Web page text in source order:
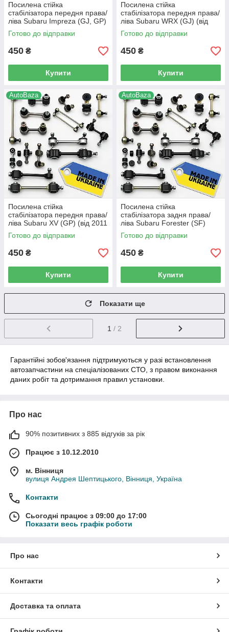
Посилена стійка
стабілізатора передня права/
ліва Subaru Impreza (GJ, GP)
(від 2011 р.в) - 20470FE000,
(66)
Готово до відправки
450 ₴
Купити
Посилена стійка
стабілізатора передня права/
ліва Subaru WRX (GJ) (від
2011 р.в) - 20470FE000, (66)
Готово до відправки
450 ₴
Купити
AutoBaza
Посилена стійка
стабілізатора передня права/
ліва Subaru XV (GP) (від 2011
р.в) - 20470FE000, (66)
Готово до відправки
450 ₴
Купити
AutoBaza
Посилена стійка
стабілізатора задня права/
ліва Subaru Forester (SF)
(1997-2002 р.в) -
20470SA010, (58)
Готово до відправки
450 ₴
Купити
Показати ще
1 / 2
Гарантійні зобов'язання підтримуються у разі встановлення
автозапчастини на спеціалізованих СТО, з правом виконання
даних робіт та дотримання правил установки.
Про нас
90% позитивних з 885 відгуків за рік
Працює з 10.12.2010
м. Вінниця
вулиця Андрея Шептицького, Вінниця, Україна
Контакти
Сьогодні працює з 09:00 до 17:00
Показати весь графік роботи
Про нас
Контакти
Доставка та оплата